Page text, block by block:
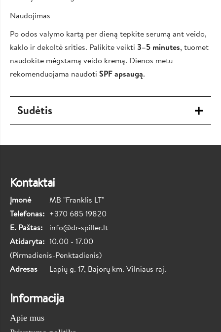
Naudojimas
Po odos valymo kartą per dieną tepkite serumą ant veido,
kaklo ir dekoltė srities. Palikite veikti 3–5 minutes, tuomet
naudokite mėgstamą veido kremą. Dienos metu
rekomenduojama naudoti SPF apsaugą.
Sudėtis
Kontaktai
Įmonė
MB "Franklis LT"
Telefonas: +370 685 19820
E. Paštas:
info@dr-spiller.lt
Atidaryta: 10.00 - 17.00
(Pirmadienis-Penktadienis)
Adresas
Lapių g. 17, Bajorų km. Vilniaus raj.
Informacija
Apie mus